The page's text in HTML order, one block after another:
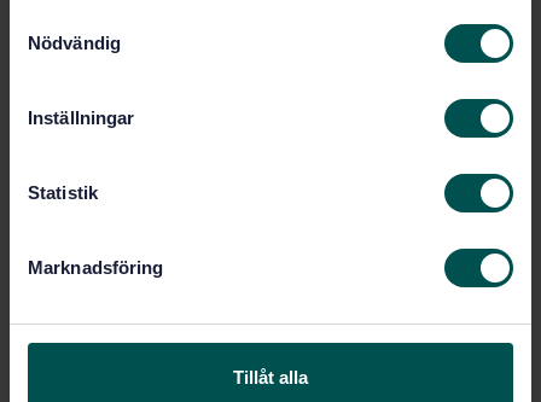
Nödvändig
Inställningar
Statistik
Marknadsföring
Tillåt alla
Språk:
och mineral, SIS/TK 622
and labelling (ISO 22927:2021, IDT)